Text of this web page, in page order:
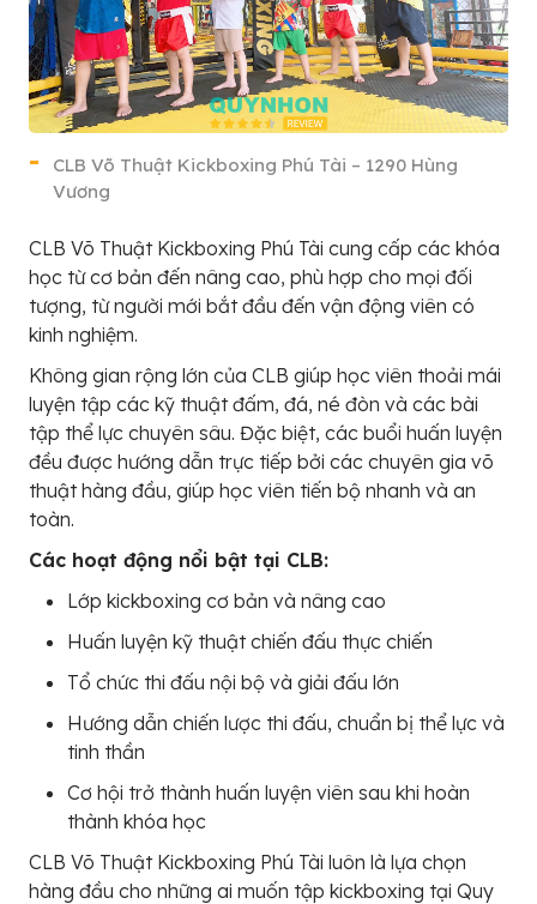
CLB Võ Thuật Kickboxing Phú Tài – 1290 Hùng
Vương
CLB Võ Thuật Kickboxing Phú Tài cung cấp các khóa
học từ cơ bản đến nâng cao, phù hợp cho mọi đối
tượng, từ người mới bắt đầu đến vận động viên có
kinh nghiệm.
Không gian rộng lớn của CLB giúp học viên thoải mái
luyện tập các kỹ thuật đấm, đá, né đòn và các bài
tập thể lực chuyên sâu. Đặc biệt, các buổi huấn luyện
đều được hướng dẫn trực tiếp bởi các chuyên gia võ
thuật hàng đầu, giúp học viên tiến bộ nhanh và an
toàn.
Các hoạt động nổi bật tại CLB:
Lớp kickboxing cơ bản và nâng cao
Huấn luyện kỹ thuật chiến đấu thực chiến
Tổ chức thi đấu nội bộ và giải đấu lớn
Hướng dẫn chiến lược thi đấu, chuẩn bị thể lực và
tinh thần
Cơ hội trở thành huấn luyện viên sau khi hoàn
thành khóa học
CLB Võ Thuật Kickboxing Phú Tài luôn là lựa chọn
hàng đầu cho những ai muốn tập kickboxing tại Quy